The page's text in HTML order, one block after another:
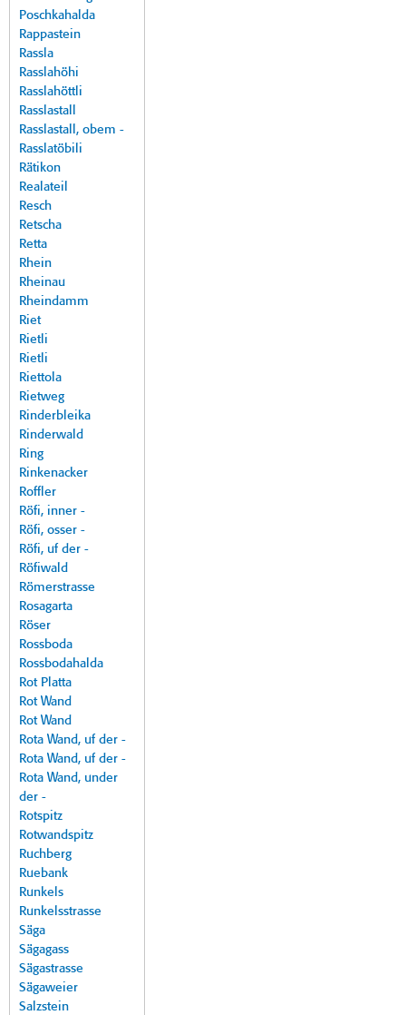
Poschkahalda
Rappastein
Rassla
Rasslahöhi
Rasslahöttli
Rasslastall
Rasslastall, obem -
Rasslatöbili
Rätikon
Realateil
Resch
Retscha
Retta
Rhein
Rheinau
Rheindamm
Riet
Rietli
Rietli
Riettola
Rietweg
Rinderbleika
Rinderwald
Ring
Rinkenacker
Roffler
Röfi, inner -
Röfi, osser -
Röfi, uf der -
Röfiwald
Römerstrasse
Rosagarta
Röser
Rossboda
Rossbodahalda
Rot Platta
Rot Wand
Rot Wand
Rota Wand, uf der -
Rota Wand, uf der -
Rota Wand, under
der -
Rotspitz
Rotwandspitz
Ruchberg
Ruebank
Runkels
Runkelsstrasse
Säga
Sägagass
Sägastrasse
Sägaweier
Salzstein